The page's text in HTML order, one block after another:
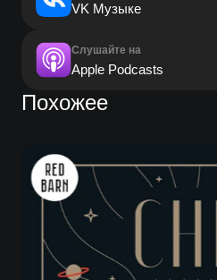
VK Музыке
Слушайте на
Apple Podcasts
Похожее